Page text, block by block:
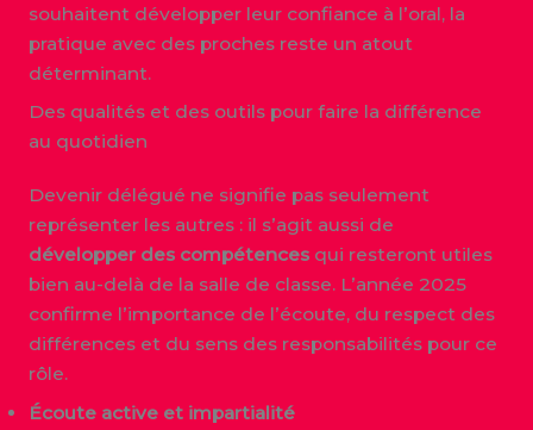
souhaitent développer leur confiance à l’oral, la
pratique avec des proches reste un atout
déterminant.
Des qualités et des outils pour faire la différence
au quotidien
Devenir délégué ne signifie pas seulement
représenter les autres : il s’agit aussi de
développer des compétences qui resteront utiles
bien au-delà de la salle de classe. L’année 2025
confirme l’importance de l’écoute, du respect des
différences et du sens des responsabilités pour ce
rôle.
Écoute active et impartialité